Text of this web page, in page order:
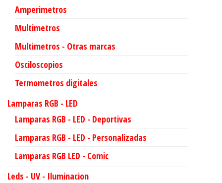
Amperimetros
Multimetros
Multimetros - Otras marcas
Osciloscopios
Termometros digitales
Lamparas RGB - LED
Lamparas RGB - LED - Deportivas
Lamparas RGB - LED - Personalizadas
Lamparas RGB LED - Comic
Leds - UV - Iluminacion